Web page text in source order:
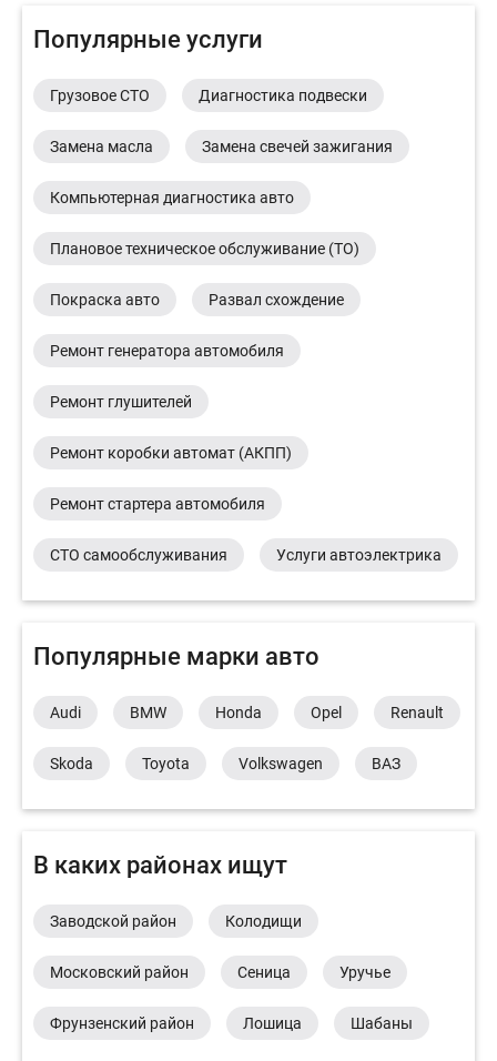
Популярные услуги
Грузовое СТО Диагностика подвески
Замена масла Замена свечей зажигания
Компьютерная диагностика авто
Плановое техническое обслуживание (ТО)
Покраска авто Развал схождение
Ремонт генератора автомобиля
Ремонт глушителей
Ремонт коробки автомат (АКПП)
Ремонт стартера автомобиля
СТО самообслуживания Услуги автоэлектрика
Популярные марки авто
Audi BMW Honda Opel Renault
Skoda Toyota Volkswagen ВАЗ
В каких районах ищут
Заводской район Колодищи
Московский район Сеница Уручье
Фрунзенский район Лошица Шабаны